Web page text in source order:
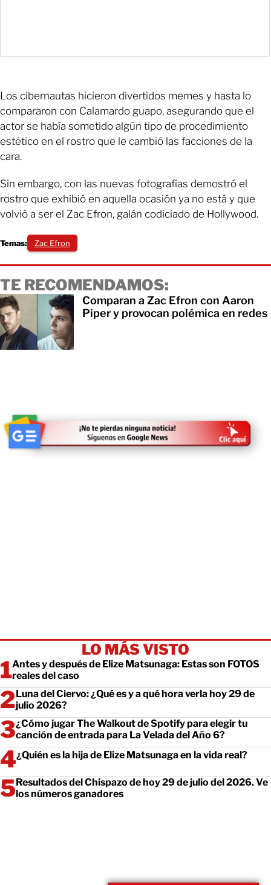
Los cibernautas hicieron divertidos memes y hasta lo
compararon con Calamardo guapo, asegurando que el
actor se había sometido algún tipo de procedimiento
estético en el rostro que le cambió las facciones de la
cara.
Sin embargo, con las nuevas fotografías demostró el
rostro que exhibió en aquella ocasión ya no está y que
volvió a ser el Zac Efron, galán codiciado de Hollywood.
Temas: Zac Efron
TE RECOMENDAMOS:
Comparan a Zac Efron con Aaron
Piper y provocan polémica en redes
LO MÁS VISTO
Antes y después de Elize Matsunaga: Estas son FOTOS
reales del caso
Luna del Ciervo: ¿Qué es y a qué hora verla hoy 29 de
julio 2026?
¿Cómo jugar The Walkout de Spotify para elegir tu
canción de entrada para La Velada del Año 6?
¿Quién es la hija de Elize Matsunaga en la vida real?
Resultados del Chispazo de hoy 29 de julio del 2026. Ve
los números ganadores